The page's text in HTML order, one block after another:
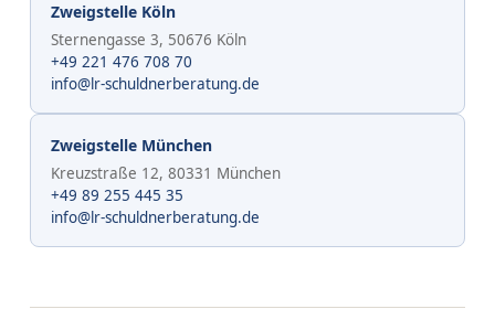
Zweigstelle Köln
Sternengasse 3, 50676 Köln
+49 221 476 708 70
info@lr-schuldnerberatung.de
Zweigstelle München
Kreuzstraße 12, 80331 München
+49 89 255 445 35
info@lr-schuldnerberatung.de